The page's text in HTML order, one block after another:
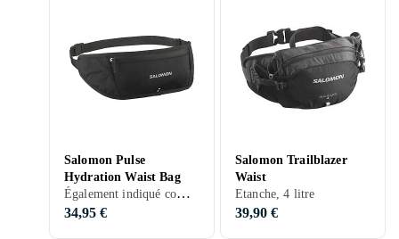
Salomon Pulse
Hydration Waist Bag
Également indiqué comme sac en bandoulière
34,95 €
Salomon Trailblazer
Waist
Etanche, 4 litre
39,90 €